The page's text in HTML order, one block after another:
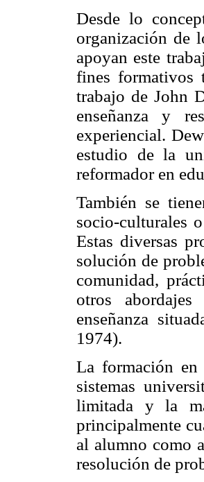
Desde lo
organización de
apoyan este
fines formativos
trabajo de John
enseñanza y
experiencial.
estudio de la
reformador en
También se
socio-culturales
Estas diversas
solución de
comunidad,
otros
enseñanza
1974).
La formación en
sistemas
limitada y la
principalmente
al alumno como
resolución de